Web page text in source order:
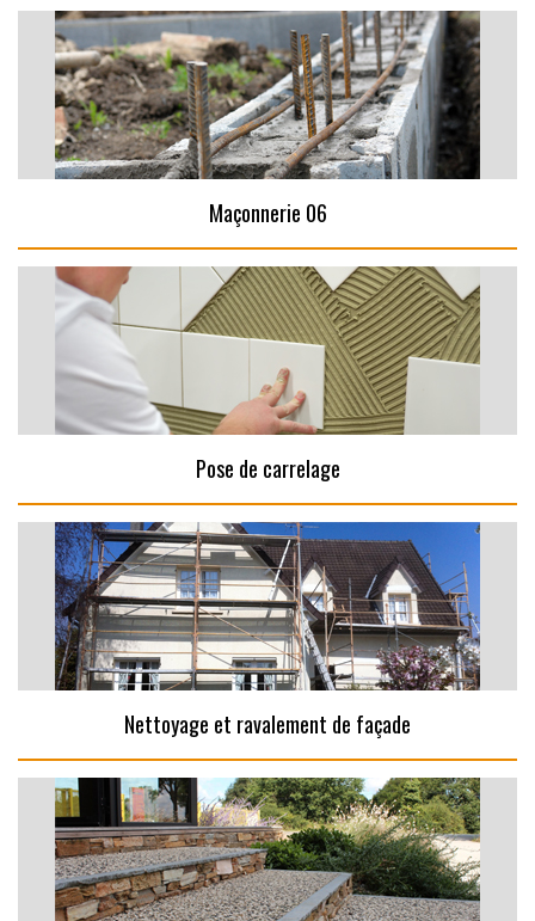
Maçonnerie 06
Pose de carrelage
Nettoyage et ravalement de façade